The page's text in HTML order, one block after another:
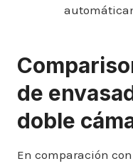
de
doble
En comparación